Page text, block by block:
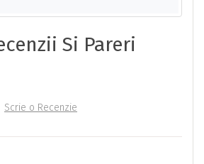
Si Pareri
Scrie o Recenzie